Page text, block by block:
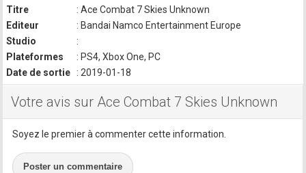
Titre
: Ace Combat 7 Skies Unknown
Editeur
: Bandai Namco Entertainment Europe
Studio
:
Plateformes
: PS4, Xbox One, PC
Date de sortie
: 2019-01-18
Votre avis sur Ace Combat 7 Skies Unknown
Soyez le premier à commenter cette information.
Poster un commentaire